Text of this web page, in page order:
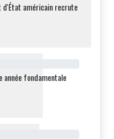
d'État américain recrute
année fondamentale